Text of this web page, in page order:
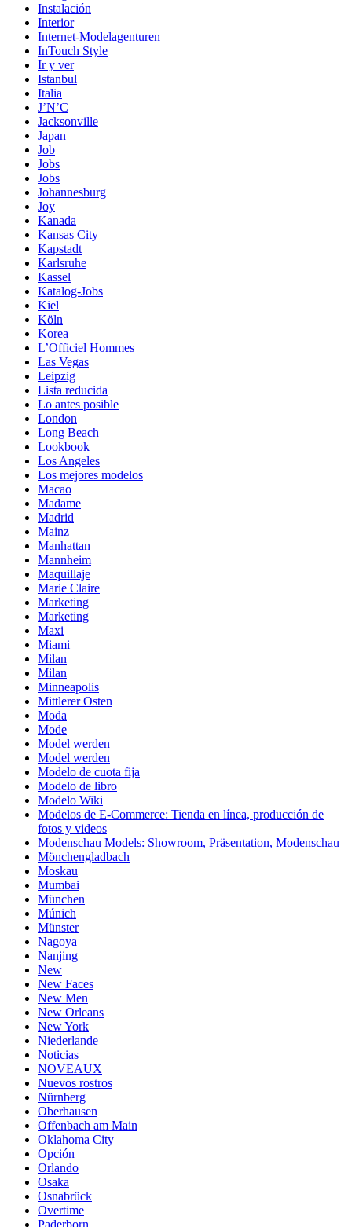
Instalación
Interior
Internet-Modelagenturen
InTouch Style
Ir y ver
Istanbul
Italia
J’N’C
Jacksonville
Japan
Job
Jobs
Jobs
Johannesburg
Joy
Kanada
Kansas City
Kapstadt
Karlsruhe
Kassel
Katalog-Jobs
Kiel
Köln
Korea
L’Officiel Hommes
Las Vegas
Leipzig
Lista reducida
Lo antes posible
London
Long Beach
Lookbook
Los Angeles
Los mejores modelos
Macao
Madame
Madrid
Mainz
Manhattan
Mannheim
Maquillaje
Marie Claire
Marketing
Marketing
Maxi
Miami
Milan
Milan
Minneapolis
Mittlerer Osten
Moda
Mode
Model werden
Model werden
Modelo de cuota fija
Modelo de libro
Modelo Wiki
Modelos de E-Commerce: Tienda en línea, producción de
fotos y videos
Modenschau Models: Showroom, Präsentation, Modenschau
Mönchengladbach
Moskau
Mumbai
München
Múnich
Münster
Nagoya
Nanjing
New
New Faces
New Men
New Orleans
New York
Niederlande
Noticias
NOVEAUX
Nuevos rostros
Nürnberg
Oberhausen
Offenbach am Main
Oklahoma City
Opción
Orlando
Osaka
Osnabrück
Overtime
Paderborn